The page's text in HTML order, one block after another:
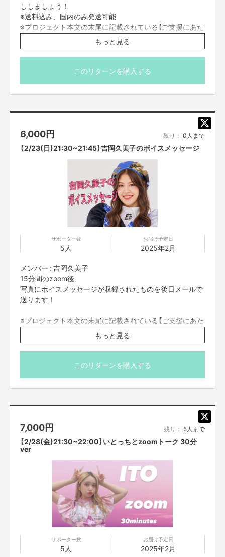
・コンプライアンスの観点から、録画させていただいております。
での使用は一切致しません。あらかじめご了承ください。
・画面録画やスクリーンショットは禁止です。
・不適切と考えられる言動があった場合、強制的に退出をお願いする場合が
■ご応募に関しての利用規約
・応募者は、自ら及び自らが代表となって応募した参加者全てが、
勢力（暴力団、暴力団員、暴力団準構成員、暴力団関係企業、総会屋等、社
会運動等標ぼうゴロ、特殊知能暴力集団及びこれらに準ずる団体、並びにこ
れらの構成員等を指します。以下、同様とします。）に該当せず、また、こ
を保証します。
、いつ
でもプロジェクトの実行を中止することができ、
プランナーは一切の責任を
負担しません。
・二次利用の目的や、有料イベントやPR目的での配信イベント・番組など
は基本的に全てNGとします。
・参加する権利の転売や譲渡は禁止とさせていただきます。
【お問合せ先】
お問い合わせは下記のURLのメッセージからご連絡ください。
https://cf.fany.lol/users/message/view/38899
をお受け出来ない場合がございます。※サポーターのご都合によるキャンセ
ししましょう！
※送料込み、国内のみ発送可能
※プロジェクト本文の末尾に記載されている【ご支援にあた
ってのご注意事項】を必ずご一読ください。
もっと見る
このリターンを購入する
6,000円 残り： 0人まで
【2/23(日)21:30~21:45】吉岡久美子のボイスメッセージ
サポーター数
5人
お届け予定日
2025年2月
メンバー : 吉岡久美子
15分間のzoom後、
写真にボイスメッセージが収録されたものを後日メールで
送ります！
※プロジェクト本文の末尾に記載されている【ご支援にあた
ってのご注意事項】を必ずご一読ください。
もっと見る
このリターンを購入する
7,000円 残り： 5人まで
【2/28(金)21:30~22:00】いとっちとzoomトーク 30分
ver
サポーター数
5人
お届け予定日
2025年2月